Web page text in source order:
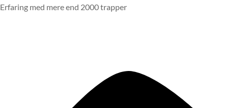
Erfaring med mere end 2000 trapper